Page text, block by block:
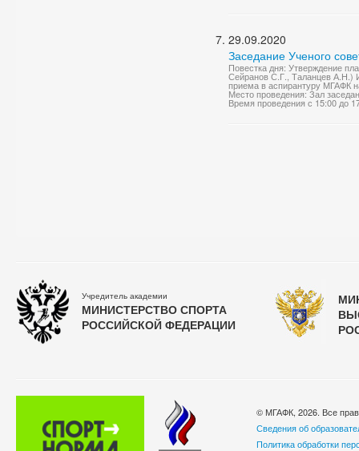
29.09.2020
Заседание Ученого
Повестка дня: Утверждение
Сейранов С.Г., Таланцев А.Н.)
приема в аспирантуру МГАФК
Место проведения: Зал
Время проведения с 15:00 до
Учредитель академии
МИНИСТЕРСТВО СПОРТА
РОССИЙСКОЙ ФЕДЕРАЦИИ
© МГАФК, 2026. Все
Сведения об
Политика обработки